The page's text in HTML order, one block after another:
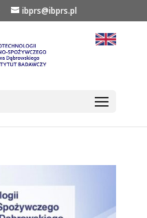
ibprs@ibprs.pl